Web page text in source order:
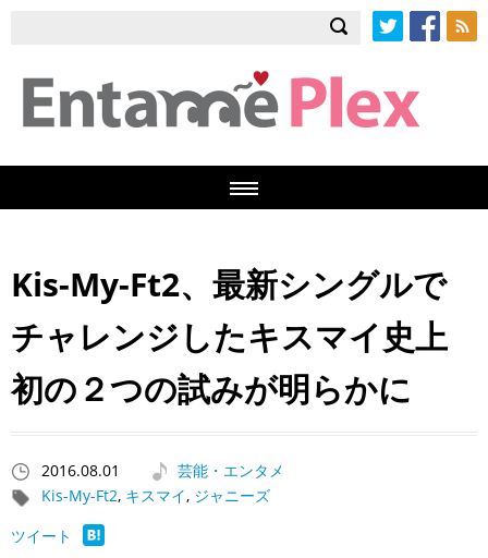
Kis-My-Ft2、最新シングルで
チャレンジしたキスマイ史上
初の２つの試みが明らかに
2016.08.01
芸能・エンタメ
Kis-My-Ft2, キスマイ, ジャニーズ
ツイート